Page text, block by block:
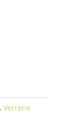
Verrerie